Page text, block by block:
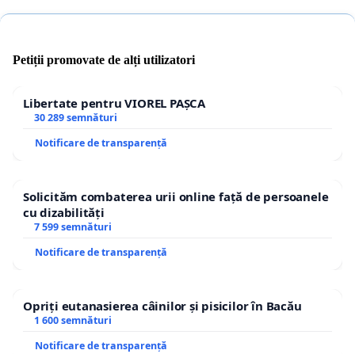
Petiții promovate de alți utilizatori
Libertate pentru VIOREL PAȘCA
30 289 semnături
Notificare de transparență
Solicităm combaterea urii online față de persoanele
cu dizabilități
7 599 semnături
Notificare de transparență
Opriți eutanasierea câinilor și pisicilor în Bacău
1 600 semnături
Notificare de transparență